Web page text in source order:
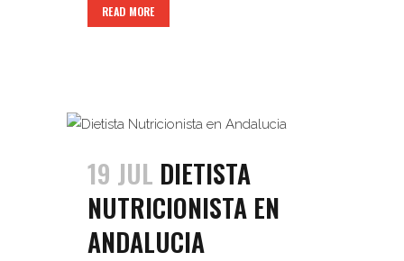
READ MORE
19 JUL DIETISTA
NUTRICIONISTA EN
ANDALUCIA